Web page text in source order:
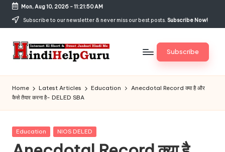
Skip
content
Mon, Aug 10, 2026-11:21:51 AM
Subscribe to our newsletter & never miss our best posts. Subscribe Now!
H
in
di
H
el
Short
Jankari
Hindi
Subscribe
Home Latest Articles Education
Anecdotal Record क्या है और
कैसे तैयार करना है- DELED SBA
Posted
Education NIOS DELED